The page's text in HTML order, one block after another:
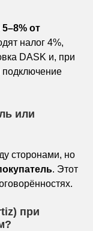
5–8% от
налог 4%,
DASK и, при
подключение
или
сторонами, но
. Этот
при